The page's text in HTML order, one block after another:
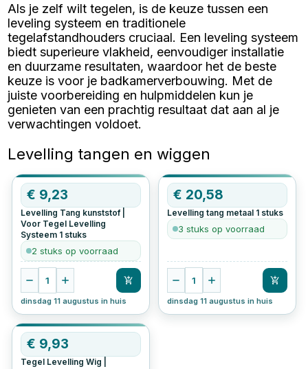
Als je zelf wilt tegelen, is de keuze tussen een
leveling systeem en traditionele
tegelafstandhouders cruciaal. Een leveling systeem
biedt superieure vlakheid, eenvoudiger installatie
en duurzame resultaten, waardoor het de beste
keuze is voor je badkamerverbouwing. Met de
juiste voorbereiding en hulpmiddelen kun je
genieten van een prachtig resultaat dat aan al je
verwachtingen voldoet.
Levelling tangen en wiggen
€ 9,23
Levelling Tang kunststof |
Voor Tegel Levelling
Systeem 1 stuks
2 stuks op voorraad
1
dinsdag 11 augustus in huis
€ 20,58
Levelling tang metaal 1 stuks
3 stuks op voorraad
1
dinsdag 11 augustus in huis
€ 9,93
Tegel Levelling Wig |